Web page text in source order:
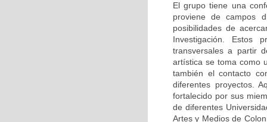
El grupo tiene una
proviene de campos
posibilidades de
Investigación. Estos
transversales a partir
artística se toma como
también el contacto
diferentes proyectos.
fortalecido por sus
de diferentes
Artes y Medios de